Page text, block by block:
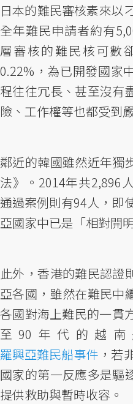
日本的難民審核素來以
全年難民申請者約有
層審核的難民核可數
0.22%，為已開發國
程往往冗長、甚至沒有
險、工作權等也都受到
鄰近的韓國雖然近年獨
法》。2014年共2,896
通過案例則有94人，即
亞國家中已是「相對開
此外，香港的難民認證
亞各國，雖然在難民中
各國對海上難民的一貫
至90年代的越
羅興亞難民船事件 ，若
國家的第一反應多是驅
提供救助與暫時收容。